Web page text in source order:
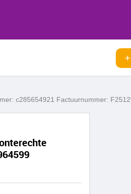
c285654921 Factuurnummer: